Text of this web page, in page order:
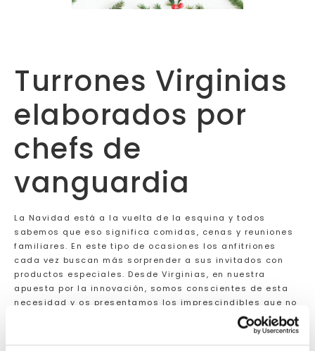
Turrones Virginias
elaborados por
chefs de
vanguardia
La Navidad está a la vuelta de la esquina y todos
sabemos que eso significa comidas, cenas y reuniones
familiares. En este tipo de ocasiones los anfitriones
cada vez buscan más sorprender a sus invitados con
productos especiales. Desde Virginias, en nuestra
apuesta por la innovación, somos conscientes de esta
necesidad y os presentamos los imprescindibles que no
podrán faltar en vuestras mesas estas fiestas: nuestras
últimas creaciones elaboradas junto a chefs de alta
cocina.